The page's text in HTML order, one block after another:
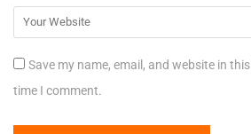
Save my name, email, and website in
time I comment.